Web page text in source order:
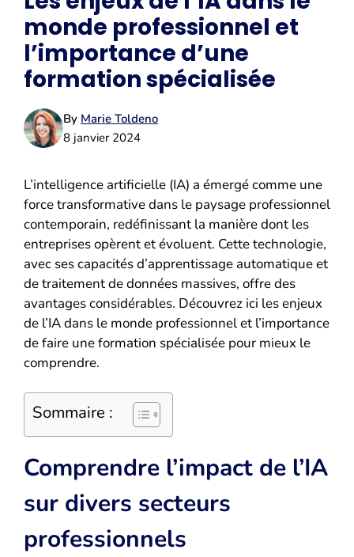
monde professionnel et
l’importance d’une
formation spécialisée
By Marie Toldeno
8 janvier 2024
L’intelligence artificielle (IA) a émergé comme une
force transformative dans le paysage professionnel
contemporain, redéfinissant la manière dont les
entreprises opèrent et évoluent. Cette technologie,
avec ses capacités d’apprentissage automatique et
de traitement de données massives, offre des
avantages considérables. Découvrez ici les enjeux
de l’IA dans le monde professionnel et l’importance
de faire une formation spécialisée pour mieux le
comprendre.
Sommaire :
Comprendre l’impact de l’IA
sur divers secteurs
professionnels